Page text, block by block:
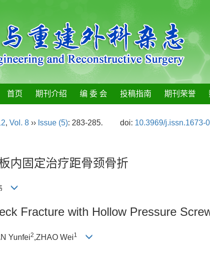
首页 期刊介绍 编 委 会 投稿指南 期刊荣誉
, Vol. 8 ›› Issue (5): 283-285. doi: 10.3969/j.issn.1673-
内固定治疗距骨颈骨折
Fracture with Hollow Pressure
Yunfei2,ZHAO Wei1